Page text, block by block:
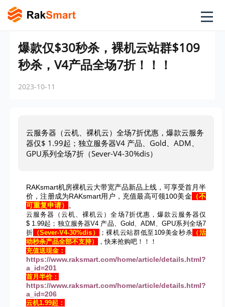
爆款仅$30秒杀，裸机云站群$109
秒杀，V4产品全场7折！！！
2023-10-11
云服务器（云机、裸机云）全场7折优惠，爆款云服务
器仅$ 1.99起；独立服务器V4 产品、Gold、ADM、
GPU系列全场7折（Sever-V4-30%dis）
RAKsmart机房裸机云大带宽产品新品上线，可享受首月半
价，注册成为RAKsmart用户，充值最高可领100美金 （不
可重复申请）
。
云服务器（云机、裸机云）全场7折优惠，爆款云服务器仅
$ 1.99起；独立服务器V4 产品、Gold、ADM、GPU系列全场7
折 （Sever-V4-30%dis） ；裸机云站群低至109美金秒杀 （活
动秒杀产品全部不支持）
，快来抢购吧！！！
充值送现金：
https://www.raksmart.com/home/article/details.html?
a_id=201
首月半价：
https://www.raksmart.com/home/article/details.html?
a_id=206
云机1.99起：